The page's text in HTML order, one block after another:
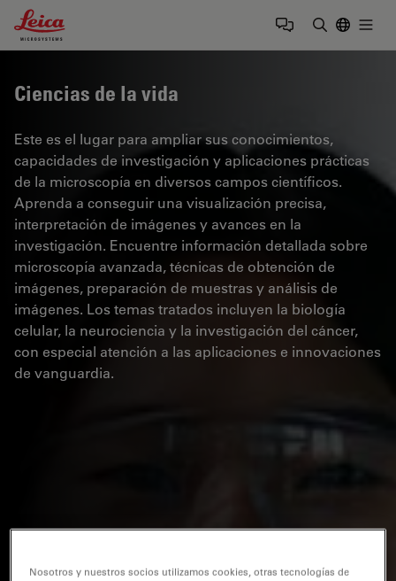
Leica Microsystems Logo
Ciencias de la vida
Este es el lugar para ampliar sus conocimientos,
capacidades de investigación y aplicaciones prácticas
de la microscopía en diversos campos científicos.
Aprenda a conseguir una visualización precisa,
interpretación de imágenes y avances en la
investigación. Encuentre información detallada sobre
microscopía avanzada, técnicas de obtención de
imágenes, preparación de muestras y análisis de
imágenes. Los temas tratados incluyen la biología
celular, la neurociencia y la investigación del cáncer,
con especial atención a las aplicaciones e innovaciones
de vanguardia.
Nosotros y nuestros socios utilizamos cookies, otras tecnologías de